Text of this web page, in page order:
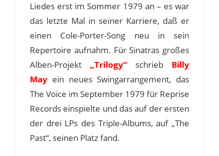
Liedes erst im Sommer 1979 an – es war
das letzte Mal in seiner Karriere, daß er
einen Cole-Porter-Song neu in sein
Repertoire aufnahm. Für Sinatras großes
Alben-Projekt „Trilogy“ schrieb Billy
May ein neues Swingarrangement, das
The Voice im September 1979 für Reprise
Records einspielte und das auf der ersten
der drei LPs des Triple-Albums, auf „The
Past“, seinen Platz fand.